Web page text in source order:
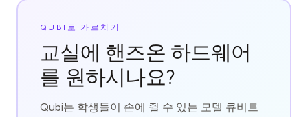
QUBI로 가르치기
교실에 핸즈온 하드웨어
를 원하시나요?
Qubi는 학생들이 손에 쥘 수 있는 모델 큐비트